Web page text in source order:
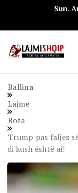
Sun.
Ballina
Lajme
Bota
Trump pas faljes
di kush është ai!